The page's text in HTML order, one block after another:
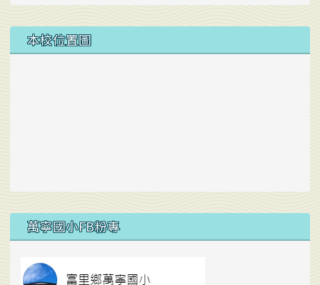
本校位置圖
右邊區域內容
萬寧國小FB粉專